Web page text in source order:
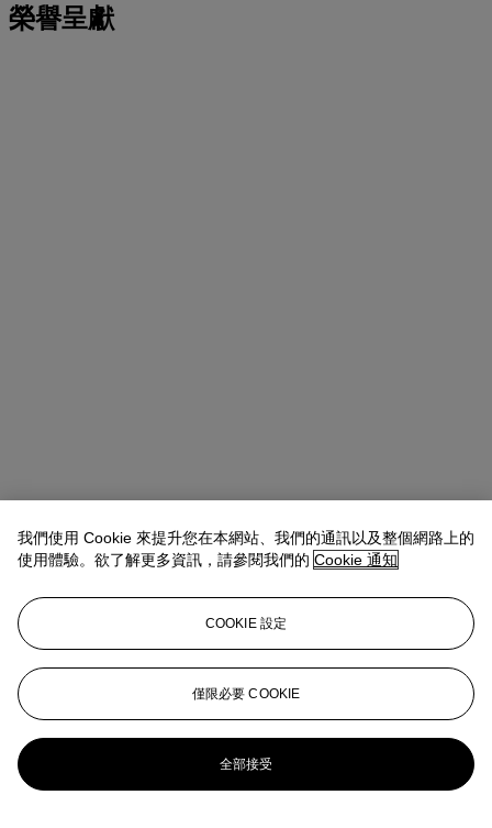
榮譽呈獻
Winsy Tsang（曾慧思）SVP, Head of Department, Asia Pacific
查閱狀況報告或聯絡我們查詢更多拍品資料
wtsang@christies.com
登入
瀏覽狀況報告
更多來自 典雅傳承: 手袋及配飾
我們使用 Cookie 來提升您在本網站、我們的通訊以及整個網路上的
使用體驗。欲了解更多資訊，請參閱我們的 Cookie 通知
COOKIE 設定
僅限必要 COOKIE
全部接受